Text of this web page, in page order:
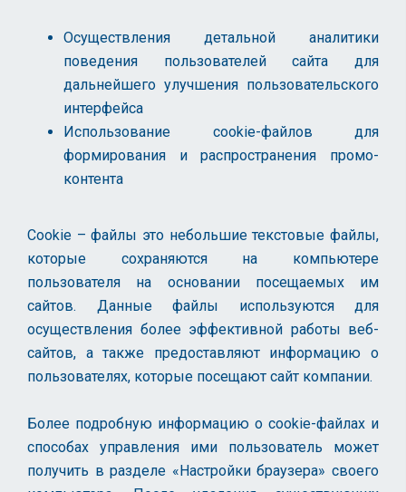
Осуществления детальной аналитики
поведения пользователей сайта для
дальнейшего улучшения пользовательского
интерфейса
Использование cookie-файлов для
формирования и распространения промо-
контента
Cookie – файлы это небольшие текстовые файлы,
которые сохраняются на компьютере
пользователя на основании посещаемых им
сайтов. Данные файлы используются для
осуществления более эффективной работы веб-
сайтов, а также предоставляют информацию о
пользователях, которые посещают сайт компании.
Более подробную информацию о cookie-файлах и
способах управления ими пользователь может
получить в разделе «Настройки браузера» своего